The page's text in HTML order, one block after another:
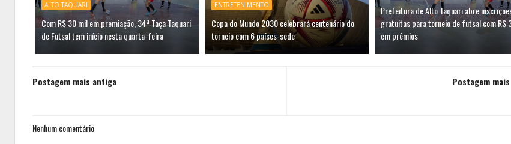
ALTO TAQUARI
Com R$ 30 mil em premiação, 34ª Taça Taquari
de Futsal tem início nesta quarta-feira
ENTRETENIMENTO
Copa do Mundo 2030 celebrará centenário do
torneio com 6 países-sede
Prefeitura de Alto Taquari abre
gratuitas para torneio de futsal com R$
em prêmios
Postagem
Postagem mais antiga
Nenhum comentário